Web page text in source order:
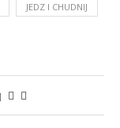
JEDZ I CHUDNIJ